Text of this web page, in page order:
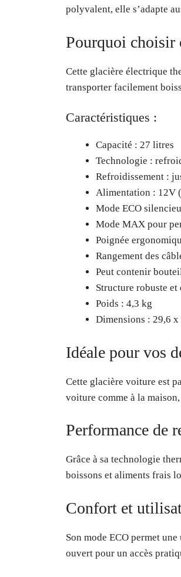
polyvalent, elle s’adapte
Pourquoi choisir
Cette glacière électrique
transporter facilement
Caractéristiques :
Capacité : 27 litres
Technologie :
Refroidissement :
Alimentation : 12V
Mode ECO
Mode MAX pour
Poignée
Rangement des
Peut contenir
Structure robuste et
Poids : 4,3 kg
Dimensions : 29,6
Idéale pour vos
Cette glacière voiture est
voiture comme à la
Performance de
Grâce à sa technologie
boissons et aliments frais
Confort et
Son mode ECO permet
ouvert pour un accès